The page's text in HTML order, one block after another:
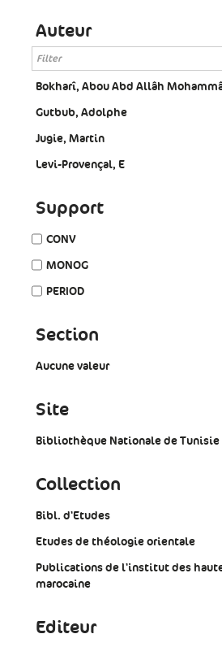
Auteur
Bokharî, Abou Abd Allâh
Gutbub, Adolphe
Jugie, Martin
Levi-Provençal, E
Support
CONV
MONOG
PERIOD
Section
Aucune valeur
Site
Bibliothèque Nationale de Tunisie
Collection
Bibl. d'Etudes
Etudes de théologie orientale
Publications de l'institut des
marocaine
Editeur